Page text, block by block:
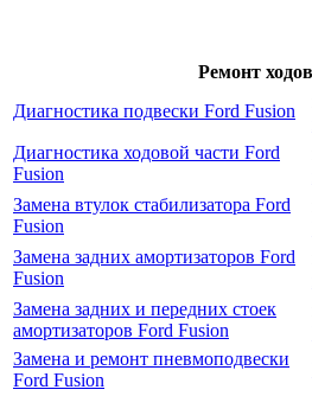
Ремонт
Диагностика подвески Ford Fusion
Диагностика ходовой части Ford
Fusion
Замена втулок стабилизатора Ford
Fusion
Замена задних амортизаторов Ford
Fusion
Замена задних и передних стоек
амортизаторов Ford Fusion
Замена и ремонт пневмоподвески
Ford Fusion